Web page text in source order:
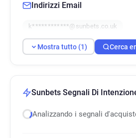
Indirizzi Email
k************@sunbets.co.uk
Mostra tutto (1) Cerca
Sunbets Segnali Di
Analizzando i segnali